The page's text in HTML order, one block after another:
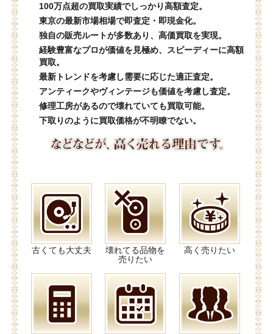
100万点超の買取実績でしっかり高額査定。
東京の最新市場相場で即査定・即現金化。
独自の販売ルートが多数あり、高価買取を実現。
経験豊富なプロが価値を見極め、スピーディーに高額
買取。
最新トレンドを考慮し需要に応じた適正査定。
アンティークやヴィンテージも価値を考慮し査定。
修理工房があるので壊れていても買取可能。
下取りのように買取価格が不明瞭でない。
古くても大丈夫
壊れてる品物を
売りたい
高く売りたい